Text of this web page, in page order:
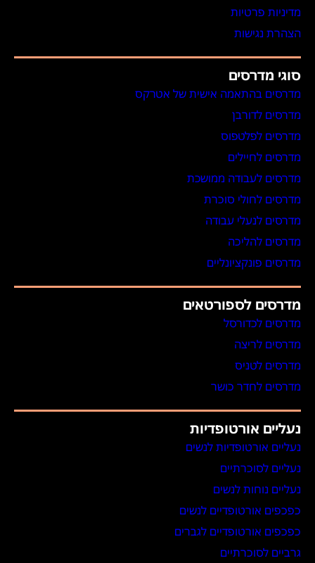
מדיניות פרטיות
הצהרת נגישות
סוגי מדרסים
מדרסים בהתאמה אישית של אטרקס
מדרסים לדורבן
מדרסים לפלטפוס
מדרסים לחיילים
מדרסים לעבודה ממושכת
מדרסים לחולי סוכרת
מדרסים לנעלי עבודה
מדרסים להליכה
מדרסים פונקציונליים
מדרסים לספורטאים
מדרסים לכדורסל
מדרסים לריצה
מדרסים לטניס
מדרסים לחדר כושר
נעליים אורטופדיות
נעליים אורטופדיות לנשים
נעליים לסוכרתיים
נעליים נוחות לנשים
כפכפים אורטופדיים לנשים
כפכפים אורטופדיים לגברים
גרביים לסוכרתיים